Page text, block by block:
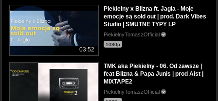
03:52
Piekielny x Blizna ft. Jagła - Moje
emocje są sold out | prod. Dark Vibes
Studio | SMUTNE TYPY LP
PiekielnyTomaszOfficial
1080p
TMK aka Piekielny - 06. Od zawsze |
feat Blizna & Papa Junis | prod Aist |
MIXTAPE2
PiekielnyTomaszOfficial